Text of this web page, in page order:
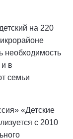
на 220
необходимость
в
семьи
«Детские
с 2010